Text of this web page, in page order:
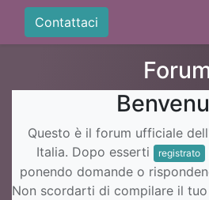
Contattaci
Questo è il forum ufficiale
Italia. Dopo esserti
registrato
ponendo domande o
Non scordarti di compilare il